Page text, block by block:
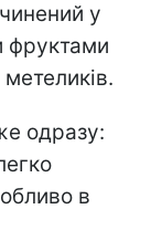
у
фруктами
одразу:
в